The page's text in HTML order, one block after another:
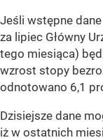
Jeśli wstępne
za lipiec Główny
tego miesiąca)
wzrost stopy
odnotowano 6,1
Dzisiejsze dane
iż w ostatnich